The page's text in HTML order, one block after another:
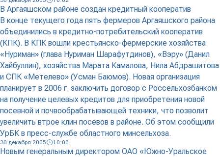
В Аргаяшском районе создан кредитный кооператив
В конце текущего года пять фермеров Аргаяшского района
объединились в кредитно-потребительский кооператив
(КПК). В КПК вошли крестьянско-фермерские хозяйства
«Нуриман» (глава Нуриман Шарафутдинов), «Вэру» (Данил
Хайбуллин), хозяйства Марата Камалова, Нила Абдрашитова
и СПК «Метелево» (Усман Баюмов). Новая организация
планирует в 2006 г. заключить договор с Россельхозбанком
на получение целевых кредитов для приобретения новой
посевной и почвообрабатывающей техники, что позволит
увеличить втрое клин посевов в районе. Об этом сообщили
УрБК в пресс-службе областного минсельхоза.
30 декабря 2005 10:00
Новым генеральным директором ОАО «Южно-Уральское